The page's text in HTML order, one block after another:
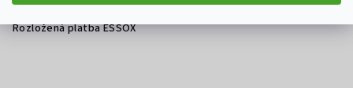
Nákup na splátky ESSOX
Rozložená platba ESSOX